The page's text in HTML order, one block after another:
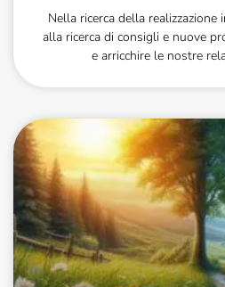
Nella ricerca della realizzazione
alla ricerca di consigli e nuove
e arricchire le nostre